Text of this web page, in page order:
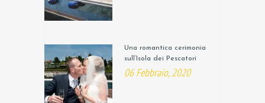
Una romantica cerimonia
sull’Isola dei Pescatori
06 Febbraio, 2020